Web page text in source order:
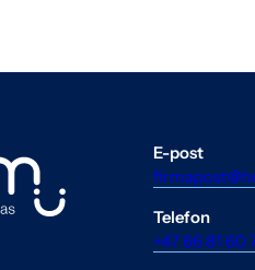
E-post
Telefon
+47 66 81 60